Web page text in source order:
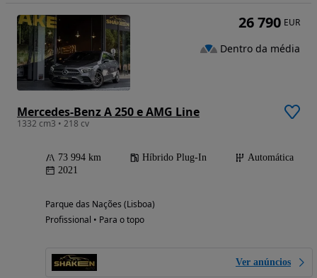
Mercedes-Benz A 250 e AMG Line
1332 cm3 • 218 cv
73 994 km Híbrido Plug-In
Automática
2021
Parque das Nações (Lisboa)
Profissional • Para o topo
Ver anúncios
26 790 EUR
Dentro da média